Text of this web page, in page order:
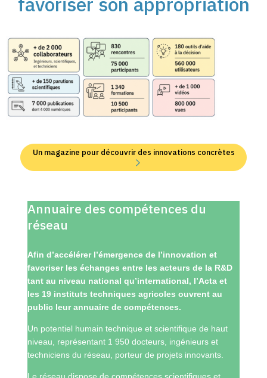
Un magazine pour découvrir des innovations concrètes
Annuaire des compétences du
réseau
Afin d’accélérer l’émergence de l’innovation et
favoriser les échanges entre les acteurs de la R&D
tant au niveau national qu’international, l’Acta et
les 19 instituts techniques agricoles ouvrent au
public leur annuaire de compétences.
Un potentiel humain technique et scientifique de haut
niveau, représentant 1 950 docteurs, ingénieurs et
techniciens du réseau, porteur de projets innovants.